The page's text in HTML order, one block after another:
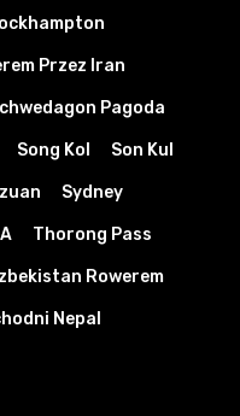
Przez Iran
Pagoda
Song Kol Son Kul
Sydney
Thorong Pass
Rowerem
Nepal